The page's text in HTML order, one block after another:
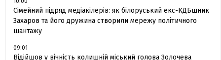
Сімейний підряд медіакілерів: як білоруський екс-КДБшник
Захаров та його дружина створили мережу політичного
шантажу
09:01
Відійшов у вічність колишній міський голова Золочева